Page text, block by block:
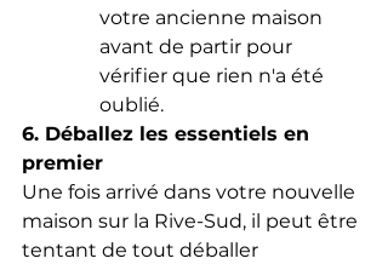
votre ancienne maison
avant de partir pour
vérifier que rien n'a été
oublié.
6. Déballez les essentiels en
premier
Une fois arrivé dans votre nouvelle
maison sur la Rive-Sud, il peut être
tentant de tout déballer